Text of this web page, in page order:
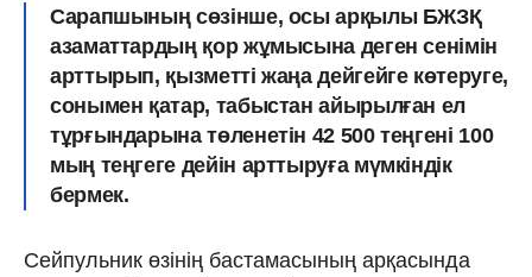
Сарапшының сөзінше, осы арқылы БЖЗҚ
азаматтардың қор жұмысына деген сенімін
арттырып, қызметті жаңа дейгейге көтеруге,
сонымен қатар, табыстан айырылған ел
тұрғындарына төленетін 42 500 теңгені 100
мың теңгеге дейін арттыруға мүмкіндік
бермек.
Сейпульник өзінің бастамасының арқасында